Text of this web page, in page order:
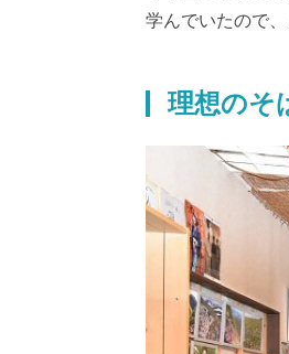
学んでいたので
理想のそ